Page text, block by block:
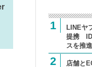
1
LINEヤ
提携 ID
スを推進
2
店舗と